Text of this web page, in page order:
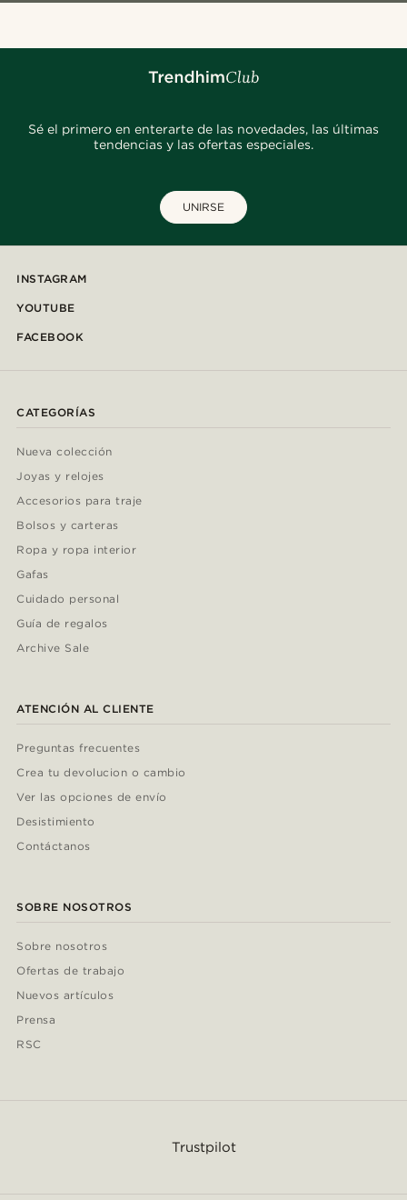
Sé el primero en enterarte de las novedades, las últimas
tendencias y las ofertas especiales.
UNIRSE
INSTAGRAM
YOUTUBE
FACEBOOK
CATEGORÍAS
Nueva colección
Joyas y relojes
Accesorios para traje
Bolsos y carteras
Ropa y ropa interior
Gafas
Cuidado personal
Guía de regalos
Archive Sale
ATENCIÓN AL CLIENTE
Preguntas frecuentes
Crea tu devolucion o cambio
Ver las opciones de envío
Desistimiento
Contáctanos
SOBRE NOSOTROS
Sobre nosotros
Ofertas de trabajo
Nuevos artículos
Prensa
RSC
Trustpilot